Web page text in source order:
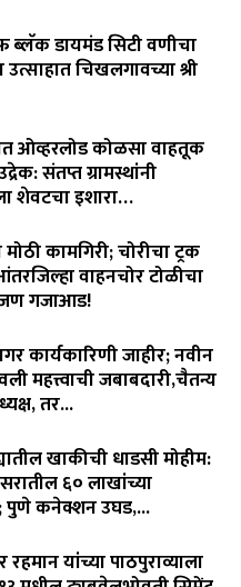
व लोकनिर्माण विभागाची झोप
संतप्त.
लढा…
ब्लॅक डायमंड सिटी वणीचा
चिखलगावच्या श्री
ओव्हरलोड कोळसा वाहतूक
संतप्त ग्रामस्थांनी
शेवटचा इशारा…
कामगिरी; चोरीचा ट्रक
वाहनचोर टोळीचा
जण गजाआड!
कार्यकारिणी जाहीर; नवीन
महत्त्वाची जबाबदारी,चैतन्य
तर...
खाकीची धाडसी मोहीम:
६० लाखांच्या
पुणे कनेक्शन उघड,...
यांच्या पाठपुराव्याला